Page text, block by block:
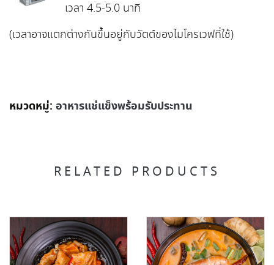
เวลา 4.5-5.0 นาที
(เวลาอาจแตกต่างกันขึ้นอยู่กับวัตต์ของไมโครเวฟที่ใช้)
หมวดหมู่: อาหารแช่แข็งพร้อมรับประทาน
RELATED PRODUCTS